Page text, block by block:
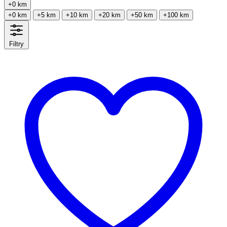
+0 km
+0 km
+5 km +10 km +20 km +50 km +100 km
Filtry